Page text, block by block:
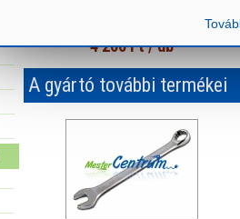
4 260 Ft/ db
A gyártó további termékei